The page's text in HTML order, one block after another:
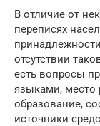
В отличие от
переписях
отсутствии
есть вопросы
языками, место
образование,
источники